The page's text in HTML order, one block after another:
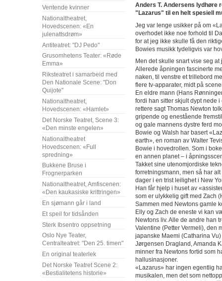
Ventende kvinner
Nationaltheatret,
Hovedscenen: «En
julenattsdrøm»
Antiteatret: "DJ Pedo"
Grusomhetens Teater: «Røde
Emma»
Riksteatret i samarbeid med
Den Nationale Scene: "Don
Quijote"
Nationaltheatret,
Hovedscenen: «Hamlet»
Det Norske Teatret, Scene 3:
«Den minste engelen»
Nationaltheatret
Hovedscenen: «Full
spredning»
Bukkene Bruse i
Frognerparken
Nationaltheatret, Amfiscenen:
«Den kaukasiske krittringen»
En sjømann går i land
Et speil for tidsånden
Sterk Ibsentro oppsetning
Oslo Nye Teater,
Centralteatret: "Den 25. timen"
En original teaterlek
Det Norske Teatret Scene 2:
«Bestialitetens historie»
Anders T. Andersens lydhøre
"Lazarus" til en helt spesiell
Jeg var lenge usikker på om
overhodet ikke noe forhold til
for at jeg ikke skulle få den
Bowies musikk tydeligvis var
Men det skulle snart vise seg
Allerede åpningen fascinerte
naken, til venstre et trillebord
flere tv-apparater, midt på
En eldre mann (Hans
fordi han sitter skjult dypt nede
rettere sagt Thomas Newton
gripende og enestående
og gale mannens dystre ferd
Bowie og Walsh har basert
earth», en roman av Walter
Bowie i hovedrollen. Som i
en annen planet – i
Takket sine utenomjordiske
forretningsmann, men så har
dager i en trist leilighet i New
Han får hjelp i huset av
som er ulykkelig gift med Zach
Sammen med Newtons gamle
Elly og Zach de eneste vi kan
Newtons liv. Alle de andre han
Valentine (Petter Vermeli), den
japanske Maemi (Catharina
Jørgensen Dragland, Amanda
minner fra Newtons fortid som
hallusinasjoner.
«Lazarus» har ingen egentlig
musikalen, men det som